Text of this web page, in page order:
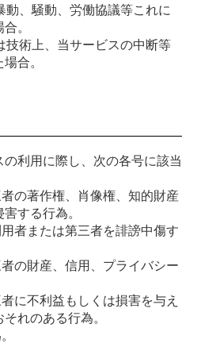
動、騒動、労働協議等これに
。
技術上、当サービスの中断等
合。
利用に際し、次の各号に該当
の著作権、肖像権、知的財産
する行為。
者または第三者を誹謗中傷す
の財産、信用、プライバシー
に不利益もしくは損害を与え
れのある行為。